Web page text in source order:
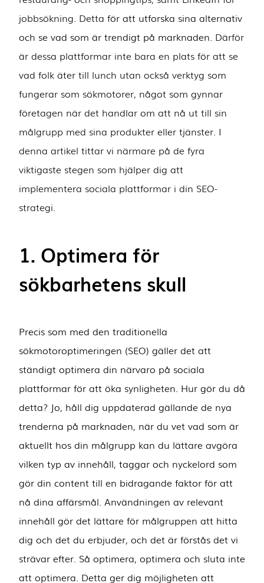
jobbsökning. Detta för att utforska sina alternativ
och se vad som är trendigt på marknaden. Därför
är dessa plattformar inte bara en plats för att se
vad folk äter till lunch utan också verktyg som
fungerar som sökmotorer, något som gynnar
företagen när det handlar om att nå ut till sin
målgrupp med sina produkter eller tjänster. I
denna artikel tittar vi närmare på de fyra
viktigaste stegen som hjälper dig att
implementera sociala plattformar i din SEO-
strategi.
1. Optimera för
sökbarhetens skull
Precis som med den traditionella
sökmotoroptimeringen (SEO) gäller det att
ständigt optimera din närvaro på sociala
plattformar för att öka synligheten. Hur gör du då
detta? Jo, håll dig uppdaterad gällande de nya
trenderna på marknaden, när du vet vad som är
aktuellt hos din målgrupp kan du lättare avgöra
vilken typ av innehåll, taggar och nyckelord som
gör din content till en bidragande faktor för att
nå dina affärsmål. Användningen av relevant
innehåll gör det lättare för målgruppen att hitta
dig och det du erbjuder, och det är förstås det vi
strävar efter. Så optimera, optimera och sluta inte
att optimera. Detta ger dig möjligheten att